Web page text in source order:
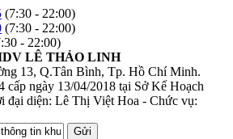
(7:30 - 22:00)
(7:30 - 22:00)
- 22:00)
LÊ THẢO LINH
13, Q.Tân Bình, Tp. Hồ Chí Minh.
cấp ngày 13/04/2018 tại Sở Kế Hoạch
đại diện: Lê Thị Việt Hoa - Chức vụ:
Gửi